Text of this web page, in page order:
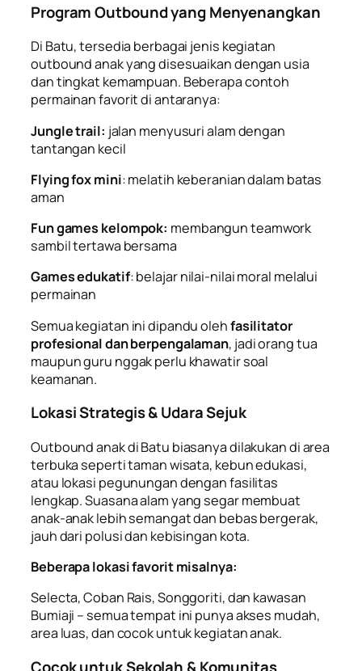
Program Outbound yang Menyenangkan
Di Batu, tersedia berbagai jenis kegiatan
outbound anak yang disesuaikan dengan usia
dan tingkat kemampuan. Beberapa contoh
permainan favorit di antaranya:
Jungle trail: jalan menyusuri alam dengan
tantangan kecil
Flying fox mini: melatih keberanian dalam batas
aman
Fun games kelompok: membangun teamwork
sambil tertawa bersama
Games edukatif: belajar nilai-nilai moral melalui
permainan
Semua kegiatan ini dipandu olehfasilitator
profesional dan berpengalaman, jadi orang tua
maupun guru nggak perlu khawatir soal
keamanan.
Lokasi Strategis & Udara Sejuk
Outbound anak di Batu biasanya dilakukan di area
terbuka seperti taman wisata, kebun edukasi,
atau lokasi pegunungan dengan fasilitas
lengkap. Suasana alam yang segar membuat
anak-anak lebih semangat dan bebas bergerak,
jauh dari polusi dan kebisingan kota.
Beberapa lokasi favorit misalnya:
Selecta, Coban Rais, Songgoriti, dan kawasan
Bumiaji – semua tempat ini punya akses mudah,
area luas, dan cocok untuk kegiatan anak.
Cocok untuk Sekolah & Komunitas